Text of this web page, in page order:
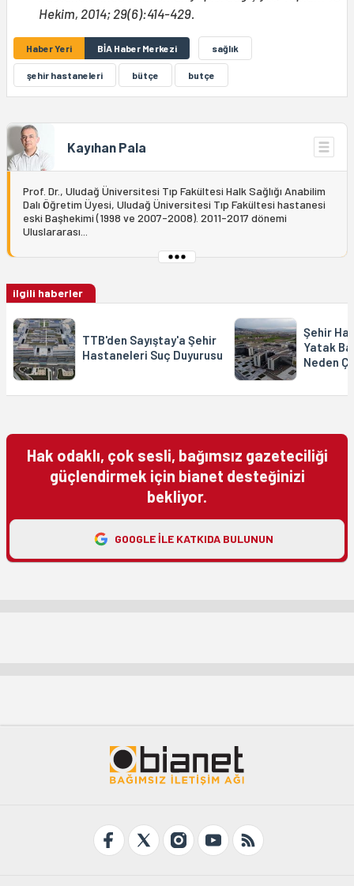
Hekim, 2014; 29(6):414-429.
Haber Yeri BİA Haber Merkezi sağlık
şehir hastaneleri bütçe butçe
Kayıhan Pala
Prof. Dr., Uludağ Üniversitesi Tıp Fakültesi Halk Sağlığı Anabilim
Dalı Öğretim Üyesi, Uludağ Üniversitesi Tıp Fakültesi hastanesi
eski Başhekimi (1998 ve 2007-2008). 2011-2017 dönemi
Uluslararası...
ilgili haberler
TTB'den Sayıştay'a Şehir
Hastaneleri Suç Duyurusu
Şehir
Yatak
Neden
Hak odaklı, çok sesli, bağımsız gazeteciliği
güçlendirmek için bianet desteğinizi
bekliyor.
GOOGLE ILE KATKIDA BULUNUN